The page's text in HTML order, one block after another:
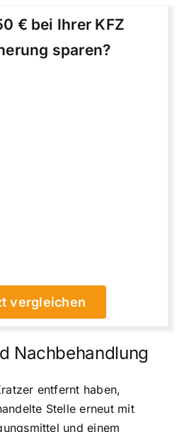
€ bei Ihrer KFZ
sparen?
vergleichen
Nachbehandlung
entfernt haben,
Stelle erneut mit
und einem